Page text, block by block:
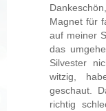
Magnet für
auf meiner
das
Silvester
witzig,
geschaut.
richtig